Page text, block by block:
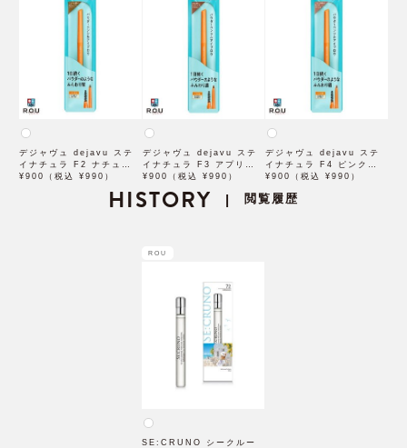
デジャヴュ dejavu ステ
イナチュラ F2 ナチュラル
ブラウン【アイブロウ】
¥900（税込 ¥990）
デジャヴュ dejavu ステ
イナチュラ F3 アプリコッ
トブラウン【アイブロウ】
¥900（税込 ¥990）
デジャヴュ dejavu ステ
イナチュラ F4 ピンクベー
ジュ【アイブロウ】【イミ
¥900（税込 ¥990）
HISTORY | 閲覧履歴
ROU
SE:CRUNO シークルー